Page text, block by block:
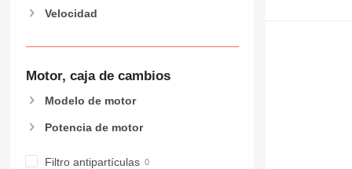
826
907
910
914
926
Velocidad
Motor, caja de cambios
Modelo de motor
Potencia de motor
Filtro antipartículas